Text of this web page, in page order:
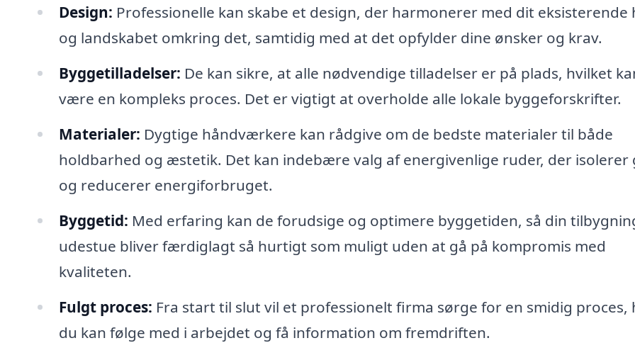
Design: Professionelle kan skabe et design, der harmonerer med dit eksisterende
og landskabet omkring det, samtidig med at det opfylder dine ønsker og krav.
Byggetilladelser: De kan sikre, at alle nødvendige tilladelser er på plads, hvilket
være en kompleks proces. Det er vigtigt at overholde alle lokale byggeforskrifter.
Materialer: Dygtige håndværkere kan rådgive om de bedste materialer til både
holdbarhed og æstetik. Det kan indebære valg af energivenlige ruder, der isolerer
og reducerer energiforbruget.
Byggetid: Med erfaring kan de forudsige og optimere byggetiden, så din
udestue bliver færdiglagt så hurtigt som muligt uden at gå på kompromis med
kvaliteten.
Fulgt proces: Fra start til slut vil et professionelt firma sørge for en smidig proces,
du kan følge med i arbejdet og få information om fremdriften.